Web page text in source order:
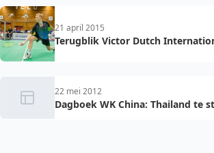
21 april 2015
Terugblik Victor Dutch
22 mei 2012
Dagboek WK China: Thailand te